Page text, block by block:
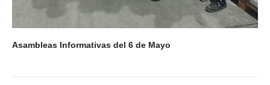
Asambleas Informativas del 6 de Mayo